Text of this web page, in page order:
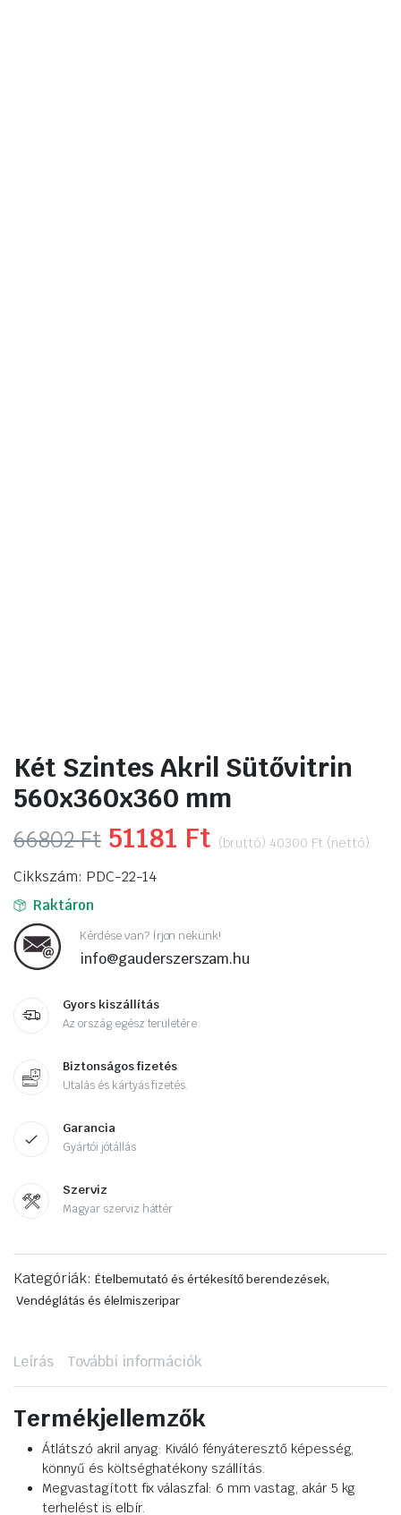
Két Szintes Akril Sütővitrin
560x360x360 mm
66802Ft Original
price
66802 Ft.
51181 Ft Current
51181 Ft.
(bruttó)40300 Ft (nettó)
Cikkszám: PDC-22-14
Raktáron
Kérdése van? Írjon nekünk!
info@gauderszerszam.hu
Gyors kiszállítás
Az ország egész területére
Biztonságos fizetés
Utalás és kártyás fizetés.
Garancia
Gyártói jótállás
Szerviz
Magyar szerviz háttér
Kategóriák: Ételbemutató és értékesítő berendezések,
Vendéglátás és élelmiszeripar
Leírás További információk
Termékjellemzők
Átlátszó akril anyag: Kiváló fényáteresztő képesség,
könnyű és költséghatékony szállítás.
Megvastagított fix válaszfal: 6 mm vastag, akár 5 kg
terhelést is elbír.